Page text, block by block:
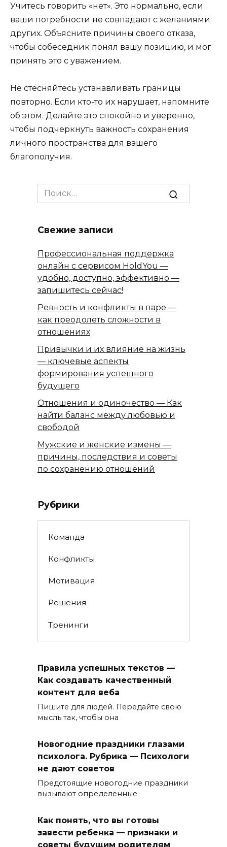
Учитесь говорить «нет». Это нормально, если
ваши потребности не совпадают с желаниями
других. Объясните причины своего отказа,
чтобы собеседник понял вашу позицию, и мог
принять это с уважением.
Не стесняйтесь устанавливать границы
повторно. Если кто-то их нарушает, напомните
об этом. Делайте это спокойно и уверенно,
чтобы подчеркнуть важность сохранения
личного пространства для вашего
благополучия.
Search
for:
Свежие записи
Профессиональная поддержка
онлайн с сервисом HoldYou —
удобно, доступно, эффективно —
запишитесь сейчас!
Ревность и конфликты в паре —
как преодолеть сложности в
отношениях
Привычки и их влияние на жизнь
— ключевые аспекты
формирования успешного
будущего
Отношения и одиночество — Как
найти баланс между любовью и
свободой
Мужские и женские измены —
причины, последствия и советы
по сохранению отношений
Рубрики
Команда
Конфликты
Мотивация
Решения
Тренинги
Правила успешных текстов —
Как создавать качественный
контент для веба
Пишите для людей. Передайте свою
мысль так, чтобы она
Новогодние праздники глазами
психолога. Рубрика — Психологи
не дают советов
Предстоящие новогодние праздники
вызывают определенные
Как понять, что вы готовы
завести ребенка — признаки и
советы будущим родителям